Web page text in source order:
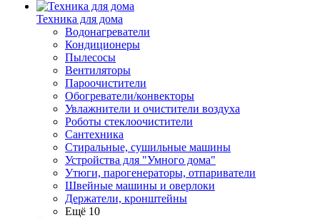
Техника для дома
Водонагреватели
Кондиционеры
Пылесосы
Вентиляторы
Пароочистители
Обогреватели/конвекторы
Увлажнители и очистители воздуха
Роботы стеклоочистители
Сантехника
Стиральные, сушильные машины
Устройства для "Умного дома"
Утюги, парогенераторы, отпариватели
Швейные машины и оверлоки
Держатели, кронштейны
Ещё 10